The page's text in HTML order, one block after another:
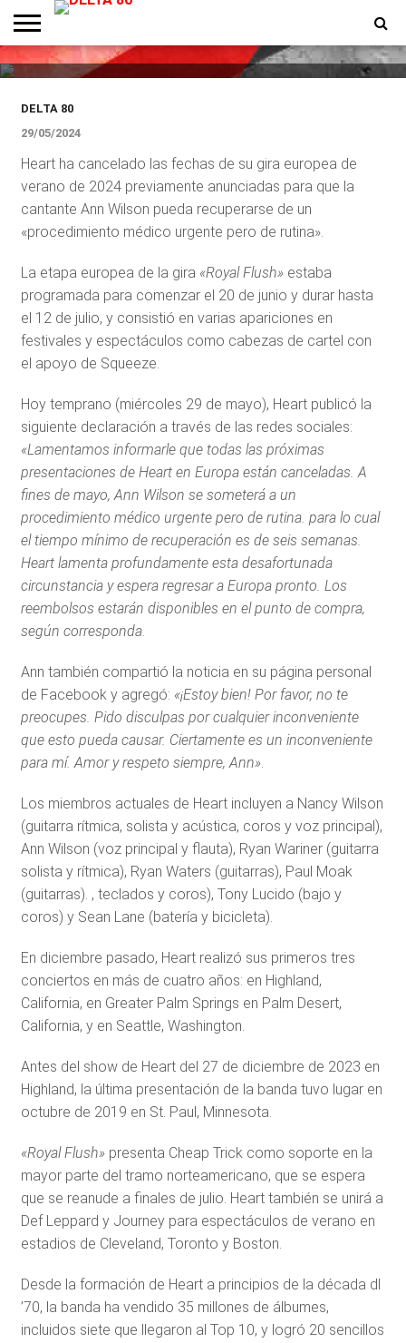
ENTREVISTAS
PREMIOS
PRODUCCIONES
PROGRAMACION
CONTACTO
HOMEPAGE
debido al «procedimiento
médico» de Ann Wilson
DELTA 80
29/05/2024
Heart ha cancelado las fechas de su gira europea de
verano de 2024 previamente anunciadas para que la
cantante Ann Wilson pueda recuperarse de un
«procedimiento médico urgente pero de rutina».
La etapa europea de la gira «Royal Flush»estaba
programada para comenzar el 20 de junio y durar hasta
el 12 de julio, y consistió en varias apariciones en
festivales y espectáculos como cabezas de cartel con
el apoyo de Squeeze.
Hoy temprano (miércoles 29 de mayo), Heart publicó la
siguiente declaración a través de las redes sociales:
«Lamentamos informarle que todas las próximas
presentaciones de Heart en Europa están canceladas. A
fines de mayo, Ann Wilson se someterá a un
procedimiento médico urgente pero de rutina. para lo cual
el tiempo mínimo de recuperación es de seis semanas.
Heart lamenta profundamente esta desafortunada
circunstancia y espera regresar a Europa pronto. Los
reembolsos estarán disponibles en el punto de compra,
según corresponda.
Ann también compartió la noticia en su página personal
de Facebook y agregó: «¡Estoy bien! Por favor, no te
preocupes. Pido disculpas por cualquier inconveniente
que esto pueda causar. Ciertamente es un inconveniente
para mí. Amor y respeto siempre, Ann».
Los miembros actuales de Heart incluyen a Nancy Wilson
(guitarra rítmica, solista y acústica, coros y voz principal),
Ann Wilson (voz principal y flauta), Ryan Wariner (guitarra
solista y rítmica), Ryan Waters (guitarras), Paul Moak
(guitarras). , teclados y coros), Tony Lucido (bajo y
coros) y Sean Lane (batería y bicicleta).
En diciembre pasado, Heart realizó sus primeros tres
conciertos en más de cuatro años: en Highland,
California, en Greater Palm Springs en Palm Desert,
California, y en Seattle, Washington.
Antes del show de Heart del 27 de diciembre de 2023 en
Highland, la última presentación de la banda tuvo lugar en
octubre de 2019 en St. Paul, Minnesota.
«Royal Flush»presenta Cheap Trick como soporte en la
mayor parte del tramo norteamericano, que se espera
que se reanude a finales de julio. Heart también se unirá a
Def Leppard y Journey para espectáculos de verano en
estadios de Cleveland, Toronto y Boston.
Desde la formación de Heart a principios de la década dl
’70, la banda ha vendido 35 millones de álbumes,
incluidos siete que llegaron al Top 10, y logró 20 sencillos